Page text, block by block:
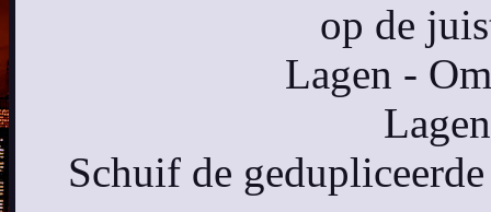
op de
Lagen -
Schuif de